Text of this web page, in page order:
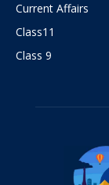
Current Affairs
Class11
Class 9